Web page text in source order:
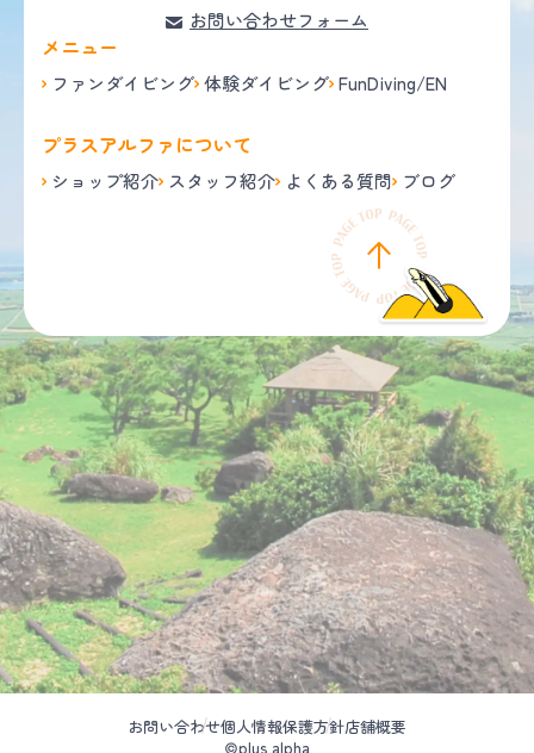
お問い合わせフォーム
メニュー
ファンダイビング 体験ダイビング FunDiving/EN
プラスアルファについて
ショップ紹介 スタッフ紹介 よくある質問 ブログ
お問い合わせ個人情報保護方針店舗概要
©plus alpha